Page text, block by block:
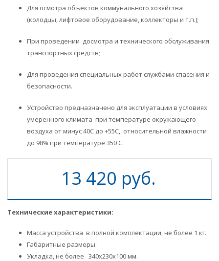
Для осмотра объектов коммунального хозяйства
(колодцы, лифтовое оборудование, коллекторы и т.п.);
При проведении досмотра и технического обслуживания
транспортных средств;
Для проведения специальных работ службами спасения и
безопасности.
Устройство предназначено для эксплуатации в условиях
умеренного климата при температуре окружающего
воздуха от минус 40С до +55С, относительной влажности
до 98% при температуре 350 С.
13 420 руб.
Технические характеристики:
Масса устройства в полной комплектации, не более 1 кг.
Габаритные размеры:
Укладка, не более 340х230х100 мм.